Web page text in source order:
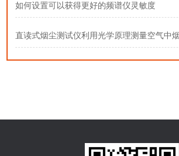
如何设置可以获得更好的频谱仪灵敏度
直读式烟尘测试仪利用光学原理测量空气中